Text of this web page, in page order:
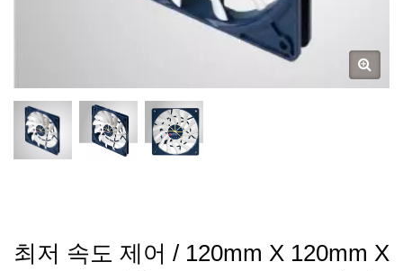
최저 속도 제어 / 120mm X 120mm X